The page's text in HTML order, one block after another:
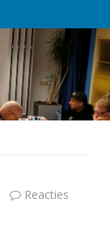
Reacties